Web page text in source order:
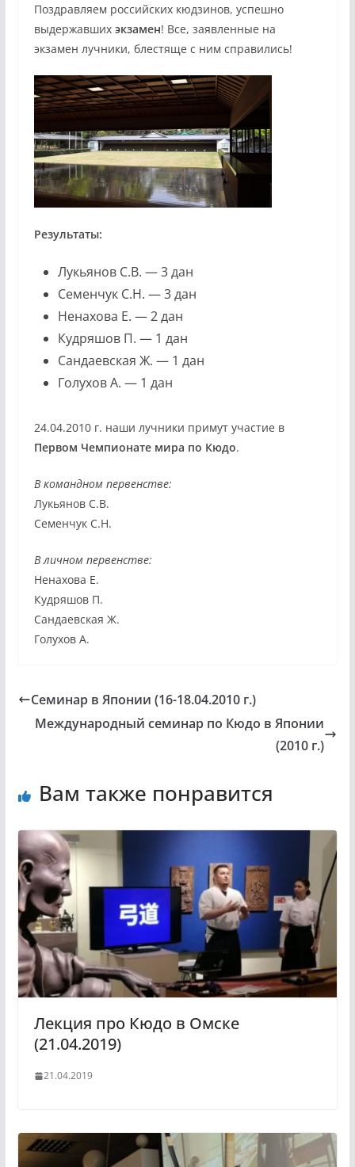
Поздравляем российских кюдзинов, успешно
выдержавших экзамен! Все, заявленные на
экзамен лучники, блестяще с ним справились!
Результаты:
Лукьянов С.В. — 3 дан
Семенчук С.Н. — 3 дан
Ненахова Е. — 2 дан
Кудряшов П. — 1 дан
Сандаевская Ж. — 1 дан
Голухов А. — 1 дан
24.04.2010 г. наши лучники примут участие в
Первом Чемпионате мира по Кюдо.
В командном первенстве:
Лукьянов С.В.
Семенчук С.Н.
В личном первенстве:
Ненахова Е.
Кудряшов П.
Сандаевская Ж.
Голухов А.
Семинар в Японии (16-18.04.2010 г.)
Международный семинар по Кюдо в Японии
(2010 г.)
Вам также понравится
Лекция про Кюдо в Омске
(21.04.2019)
21.04.2019